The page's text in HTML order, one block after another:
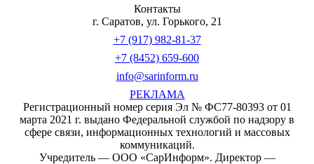
Контакты
г. Саратов, ул. Горького, 21
+7 (917) 982-81-37
+7 (8452) 659-600
info@sarinform.ru
РЕКЛАМА
Регистрационный номер серия Эл № ФС77-80393 от 01
марта 2021 г. выдано Федеральной службой по надзору в
сфере связи, информационных технологий и массовых
коммуникаций.
Учредитель — ООО «СарИнформ». Директор —